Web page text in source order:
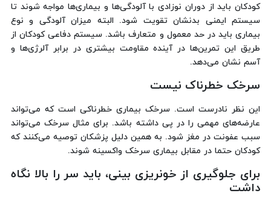
کودکان باید از دوران نوزادی با آلودگی‌ها و بیماری‌ها مواجه شوند تا
سیستم ایمنی بدنشان تقویت شود. البته میزان آلودگی و نوع
بیماری باید در حد معمول و متعارف باشد. سیستم دفاعی کودکان از
طریق این تمرین‌ها در آینده مقاومت بیشتری در برابر آلرژی‌ها و
آسم نشان می‌دهد.
سرخک خطرناک نیست
این نظر نادرست است. سرخک بیماری خطرناکی است که می‌تواند
عارضه‌های مهمی را در پی داشته باشد. برای مثال سرخک می‌تواند
سبب عفونت در مغز شود. به همین دلیل پزشکان توصیه می‌کنند که
کودکان حتما در مقابل بیماری سرخک واکسینه شوند.
برای جلوگیری از خونریزی بینی، باید سر را بالا نگاه
داشت